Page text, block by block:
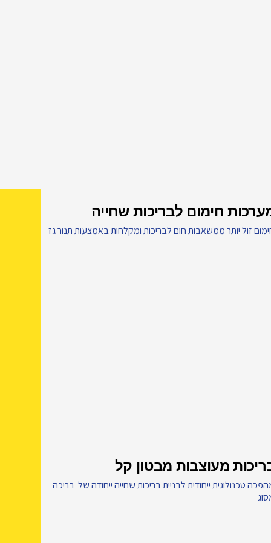
חימום לבריכות שחייה
זול יותר ממשאבות חום לבריכות ומקלחות באמצעות תנור גז
מעוצבות מבטון קל
טכנולוגית ייחודית לבניית בריכות שחייה ייחודה של בריכה